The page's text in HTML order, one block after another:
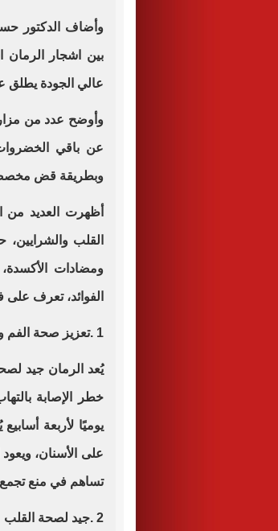
وأضاف الدكتور
بين اشجار الرمان
عالي الجودة يطلق
وأوضح عدد من
عن باقي
وبطريقة قض
أظهرت العديد من
القلب والشرايين،
ومضادات
الفوائد، تعرف على
1
.تعزيز صحة الفم
يُعد الرمان جيد
خطر الإصابة
يوميًا لأربعة
على الأسنان،
تساهم في منع تجمع
2
.جيد لصحة القلب